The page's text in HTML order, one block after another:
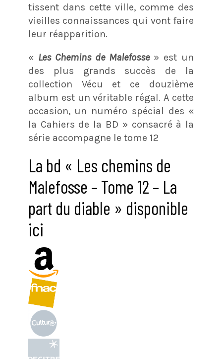
tissent dans cette ville, comme des
vieilles connaissances qui vont faire
leur réapparition.
« Les Chemins de Malefosse » est un
des plus grands succès de la
collection Vécu et ce douzième
album est un véritable régal. A cette
occasion, un numéro spécial des «
la Cahiers de la BD » consacré à la
série accompagne le tome 12
La bd « Les chemins de
Malefosse – Tome 12 – La
part du diable » disponible
ici